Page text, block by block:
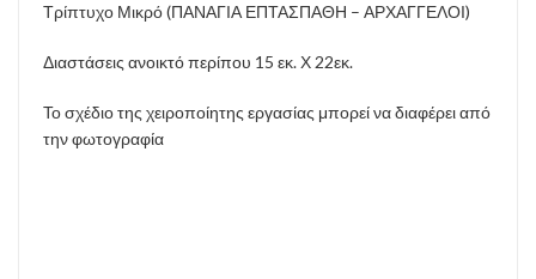
Τρίπτυχο Μικρό (ΠΑΝΑΓΙΑ ΕΠΤΑΣΠΑΘΗ – ΑΡΧΑΓΓΕΛΟΙ)
Διαστάσεις ανοικτό περίπου 15 εκ. Χ 22εκ.
Το σχέδιο της χειροποίητης εργασίας μπορεί να διαφέρει από
την φωτογραφία